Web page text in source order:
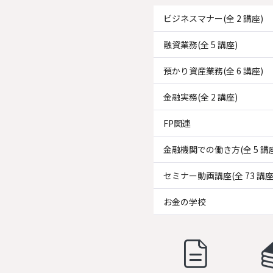
ビジネスマナー(全 2 講座)
融資業務(全 5 講座)
預かり資産業務(全 6 講座)
金融実務(全 2 講座)
FP関連
金融機関での働き方(全 5 講
セミナー動画講座(全 73 講
お金の学校